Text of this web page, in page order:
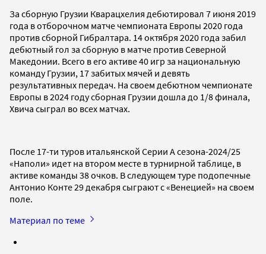
За сборную Грузии Кварацхелия дебютировал 7 июня 2019
года в отборочном матче чемпионата Европы 2020 года
против сборной Гибралтара. 14 октября 2020 года забил
дебютный гол за сборную в матче против Северной
Македонии. Всего в его активе 40 игр за национальную
команду Грузии, 17 забитых мячей и девять
результативных передач. На своем дебютном чемпионате
Европы в 2024 году сборная Грузии дошла до 1/8 финала,
Хвича сыграл во всех матчах.
После 17-ти туров итальянской Серии А сезона-2024/25
«Наполи» идет на втором месте в турнирной таблице, в
активе команды 38 очков. В следующем туре подопечные
Антонио Конте 29 декабря сыграют с «Венецией» на своем
поле.
Материал по теме